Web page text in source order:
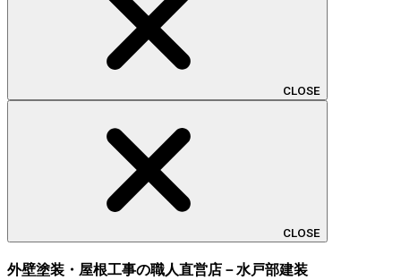
CLOSE
CLOSE
外壁塗装・屋根工事の職人直営店－水戸部建装